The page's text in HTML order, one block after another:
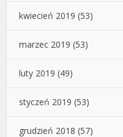
kwiecień 2019 (53)
marzec 2019 (53)
luty 2019 (49)
styczeń 2019 (53)
grudzień 2018 (57)